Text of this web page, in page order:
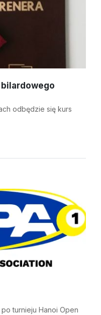
odbędzie się kurs
turnieju Hanoi Open